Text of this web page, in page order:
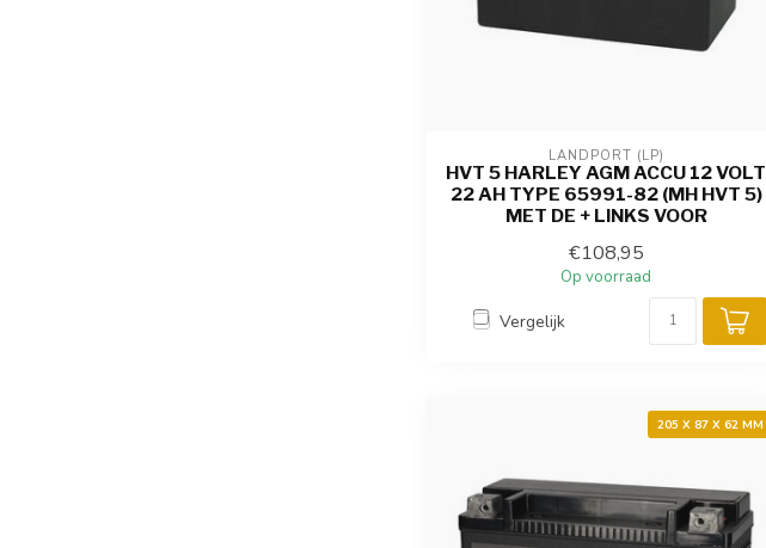
LANDPORT (LP)
HVT 5 HARLEY AGM ACCU 12 VOLT
22 AH TYPE 65991-82 (MH HVT 5)
MET DE + LINKS VOOR
€108,95
Op voorraad
Vergelijk
205 X 87 X 62 MM